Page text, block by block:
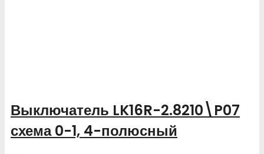
Выключатель LK16R-2.8210\P07
схема 0-1, 4-полюсный